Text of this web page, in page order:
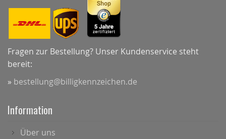
Fragen zur Bestellung? Unser Kundenservice steht
bereit:
» bestellung@billigkennzeichen.de
Information
Über uns